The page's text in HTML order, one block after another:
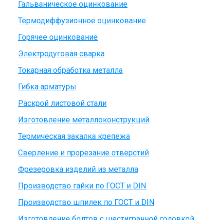
Гальваническое оцинкование
Термодиффузионное оцинкование
Горячее оцинкование
Электродуговая сварка
Токарная обработка металла
Гибка арматуры
Раскрой листовой стали
Изготовление металлоконструкций
Термическая закалка крепежа
Сверление и прорезание отверстий
Фрезеровка изделий из металла
Производство гайки по ГОСТ и DIN
Производство шпилек по ГОСТ и DIN